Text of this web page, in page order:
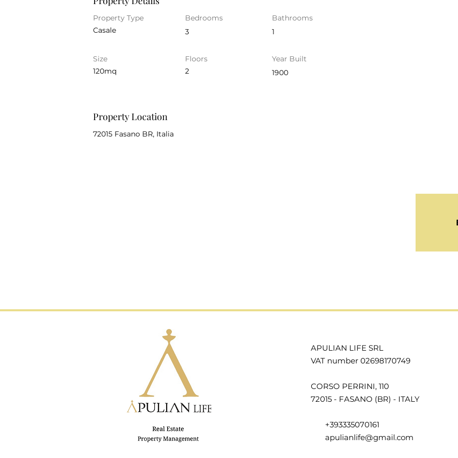
Property Type
Casale
Bedrooms
3
Bathrooms
1
Size
120mq
Floors
2
Year Built
1900
Property Location
72015 Fasano BR, Italia
APULIAN LIFE SRL
VAT number 02698170749
CORSO PERRINI, 110
72015 - FASANO (BR) - ITALY
+393335070161
apulianlife@gmail.com